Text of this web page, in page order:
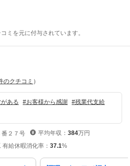
ミを元に付与されています。
のクチコミ ）
ある #お客様から感謝 #残業代支給
番２７号 平均年収： 384万円
有給休暇消化率： 37.1%